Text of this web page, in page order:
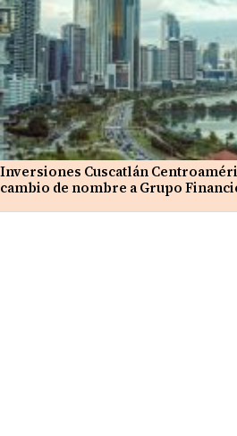
Inversiones Cuscatlán
cambio de nombre a Grupo